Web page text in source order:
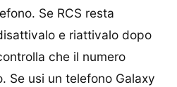
Se RCS resta
e riattivalo dopo
che il numero
Se usi un telefono Galaxy